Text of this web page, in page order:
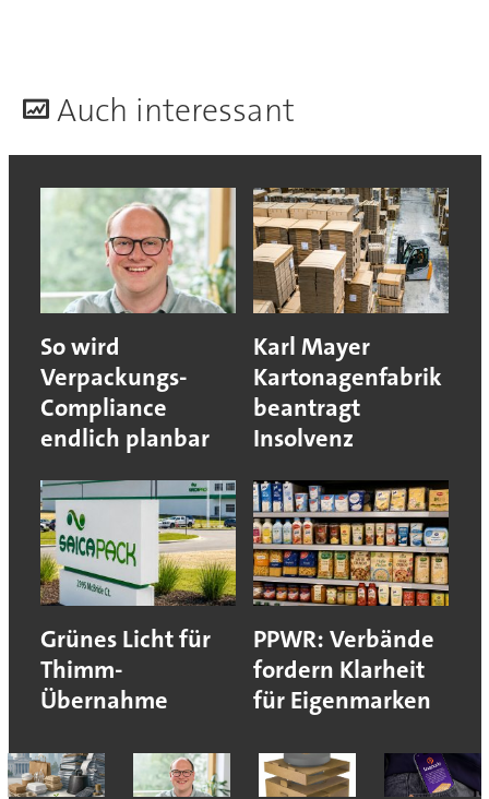
Auch interessant
So wird
Verpackungs-
Compliance
endlich planbar
Karl Mayer
Kartonagenfabrik
beantragt
Insolvenz
Grünes Licht für
Thimm-
Übernahme
PPWR: Verbände
fordern Klarheit
für Eigenmarken